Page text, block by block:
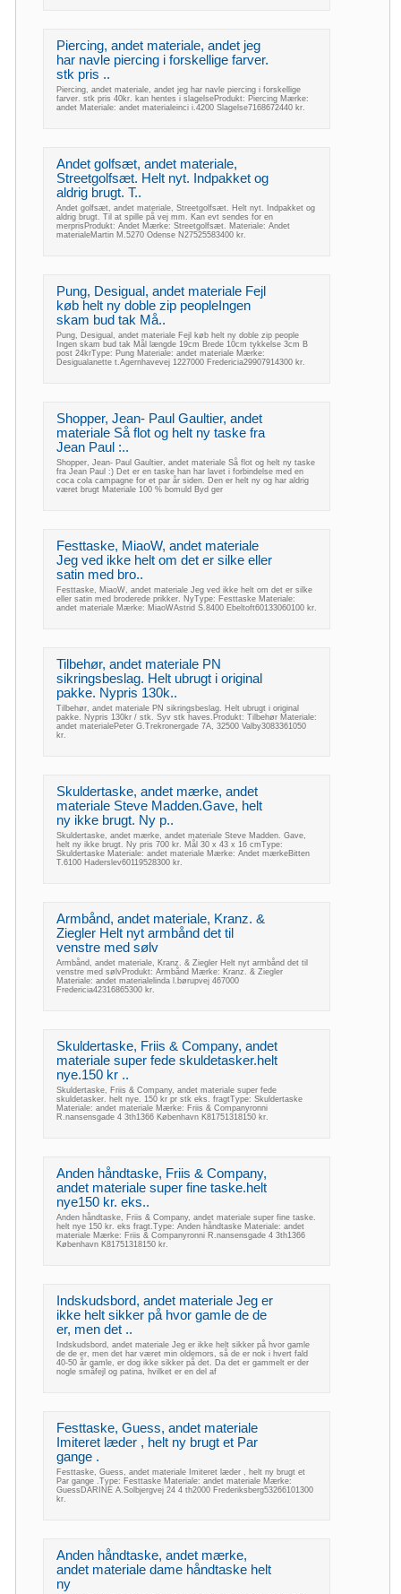
Piercing, andet materiale, andet jeg
har navle piercing i forskellige farver.
stk pris ..
Piercing, andet materiale, andet jeg har navle piercing i forskellige
farver. stk pris 40kr. kan hentes i slagelseProdukt: Piercing Mærke:
andet Materiale: andet materialeinci i.4200 Slagelse7168672440 kr.
Andet golfsæt, andet materiale,
Streetgolfsæt. Helt nyt. Indpakket og
aldrig brugt. T..
Andet golfsæt, andet materiale, Streetgolfsæt. Helt nyt. Indpakket og
aldrig brugt. Til at spille på vej mm. Kan evt sendes for en
merprisProdukt: Andet Mærke: Streetgolfsæt. Materiale: Andet
materialeMartin M.5270 Odense N27525583400 kr.
Pung, Desigual, andet materiale Fejl
køb helt ny doble zip peopleIngen
skam bud tak Må..
Pung, Desigual, andet materiale Fejl køb helt ny doble zip people
Ingen skam bud tak Mål længde 19cm Brede 10cm tykkelse 3cm B
post 24krType: Pung Materiale: andet materiale Mærke:
Desigualanette t.Agernhavevej 1227000 Fredericia29907914300 kr.
Shopper, Jean- Paul Gaultier, andet
materiale Så flot og helt ny taske fra
Jean Paul :..
Shopper, Jean- Paul Gaultier, andet materiale Så flot og helt ny taske
fra Jean Paul :) Det er en taske han har lavet i forbindelse med en
coca cola campagne for et par år siden. Den er helt ny og har aldrig
været brugt Materiale 100 % bomuld Byd ger
Festtaske, MiaoW, andet materiale
Jeg ved ikke helt om det er silke eller
satin med bro..
Festtaske, MiaoW, andet materiale Jeg ved ikke helt om det er silke
eller satin med broderede prikker. NyType: Festtaske Materiale:
andet materiale Mærke: MiaoWAstrid S.8400 Ebeltoft60133060100 kr.
Tilbehør, andet materiale PN
sikringsbeslag. Helt ubrugt i original
pakke. Nypris 130k..
Tilbehør, andet materiale PN sikringsbeslag. Helt ubrugt i original
pakke. Nypris 130kr / stk. Syv stk haves.Produkt: Tilbehør Materiale:
andet materialePeter G.Trekronergade 7A, 32500 Valby3083361050
kr.
Skuldertaske, andet mærke, andet
materiale Steve Madden.Gave, helt
ny ikke brugt. Ny p..
Skuldertaske, andet mærke, andet materiale Steve Madden. Gave,
helt ny ikke brugt. Ny pris 700 kr. Mål 30 x 43 x 16 cmType:
Skuldertaske Materiale: andet materiale Mærke: Andet mærkeBitten
T.6100 Haderslev60119528300 kr.
Armbånd, andet materiale, Kranz. &
Ziegler Helt nyt armbånd det til
venstre med sølv
Armbånd, andet materiale, Kranz. & Ziegler Helt nyt armbånd det til
venstre med sølvProdukt: Armbånd Mærke: Kranz. & Ziegler
Materiale: andet materialelinda l.børupvej 467000
Fredericia42316865300 kr.
Skuldertaske, Friis & Company, andet
materiale super fede skuldetasker.helt
nye.150 kr ..
Skuldertaske, Friis & Company, andet materiale super fede
skuldetasker. helt nye. 150 kr pr stk eks. fragtType: Skuldertaske
Materiale: andet materiale Mærke: Friis & Companyronni
R.nansensgade 4 3th1366 København K81751318150 kr.
Anden håndtaske, Friis & Company,
andet materiale super fine taske.helt
nye150 kr. eks..
Anden håndtaske, Friis & Company, andet materiale super fine taske.
helt nye 150 kr. eks fragt.Type: Anden håndtaske Materiale: andet
materiale Mærke: Friis & Companyronni R.nansensgade 4 3th1366
København K81751318150 kr.
Indskudsbord, andet materiale Jeg er
ikke helt sikker på hvor gamle de de
er, men det ..
Indskudsbord, andet materiale Jeg er ikke helt sikker på hvor gamle
de de er, men det har været min oldemors, så de er nok i hvert fald
40-50 år gamle, er dog ikke sikker på det. Da det er gammelt er der
nogle småfejl og patina, hvilket er en del af
Festtaske, Guess, andet materiale
Imiteret læder , helt ny brugt et Par
gange .
Festtaske, Guess, andet materiale Imiteret læder , helt ny brugt et
Par gange .Type: Festtaske Materiale: andet materiale Mærke:
GuessDARINE A.Solbjergvej 24 4 th2000 Frederiksberg53266101300
kr.
Anden håndtaske, andet mærke,
andet materiale dame håndtaske helt
ny